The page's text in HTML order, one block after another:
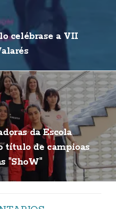
celébrase a VII
da Escola
título de campioas
"ShoW"